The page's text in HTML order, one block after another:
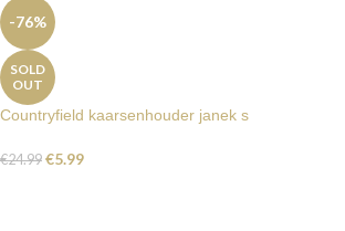
-76%
SOLD
OUT
Countryfield kaarsenhouder janek s
€24.99 €5.99